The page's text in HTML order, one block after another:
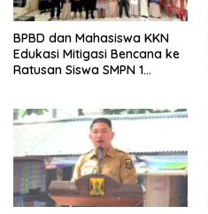
BPBD dan Mahasiswa KKN
Edukasi Mitigasi Bencana ke
Ratusan Siswa SMPN 1